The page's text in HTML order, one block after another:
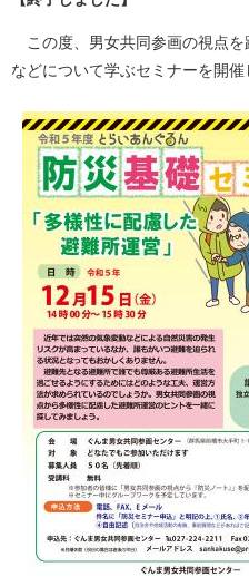
この度、男女共同参画の視点
などについて学ぶセミナーを開催